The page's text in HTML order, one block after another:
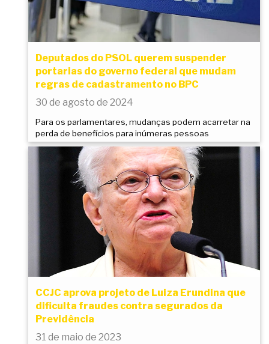
Deputados do PSOL querem suspender
portarias do governo federal que mudam
regras de cadastramento no BPC
30 de agosto de 2024
Para os parlamentares, mudanças podem acarretar na
perda de benefícios para inúmeras pessoas
CCJC aprova projeto de Luiza Erundina que
dificulta fraudes contra segurados da
Previdência
31 de maio de 2023